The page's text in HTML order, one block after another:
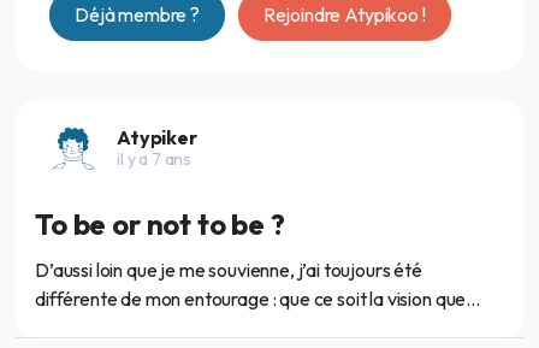
Déjà membre ? Rejoindre Atypikoo !
Atypiker
il y a 7 ans
To be or not to be ?
D’aussi loin que je me souvienne, j’ai toujours été
différente de mon entourage : que ce soit la vision que...